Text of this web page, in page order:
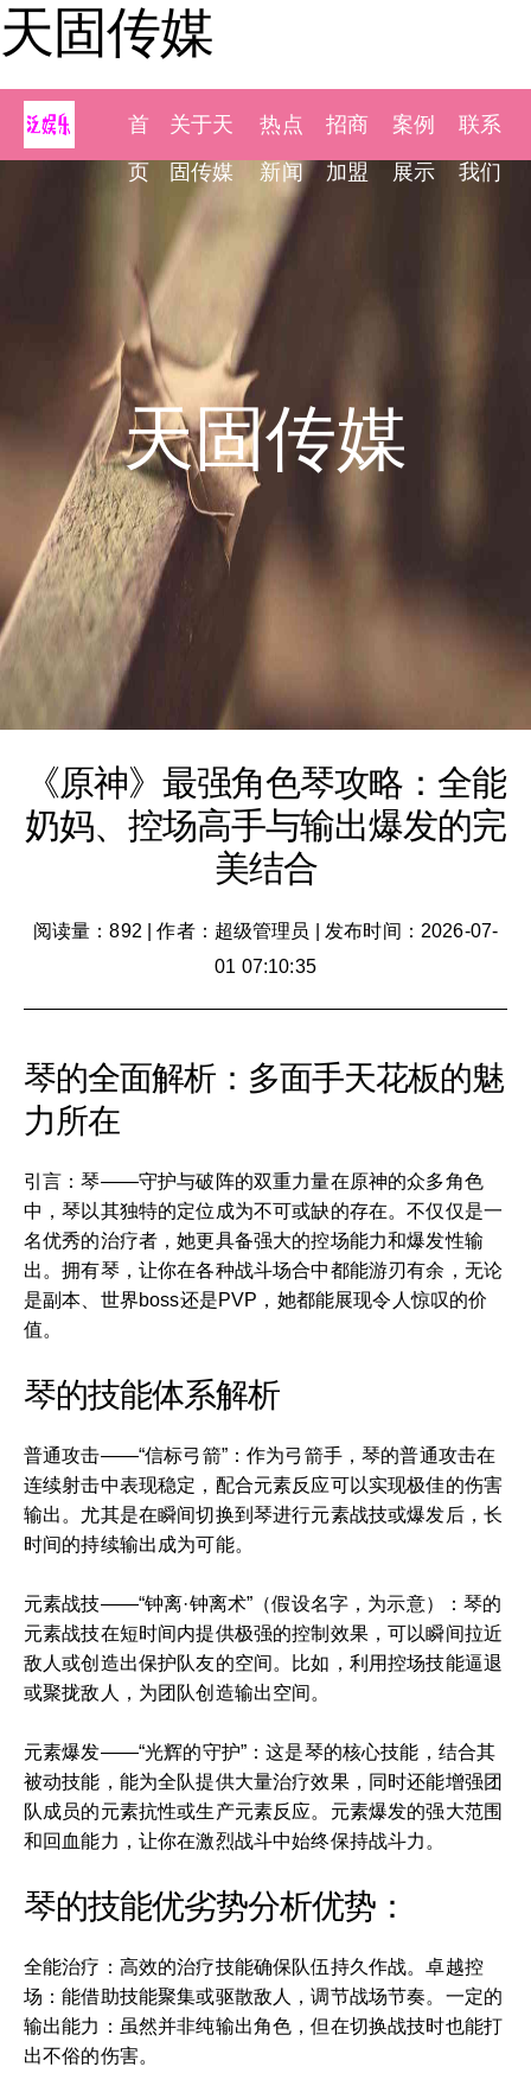
天固传媒
首
页
关于天
固传媒
热点
新闻
招商
加盟
案例
展示
联系
我们
天固传媒
《原神》最强角色琴攻略：全能
奶妈、控场高手与输出爆发的完
美结合
阅读量：892 |作者：超级管理员
发布时间：2026-07-
01 07:10:35
琴的全面解析：多面手天花板的魅
力所在
引言：琴——守护与破阵的双重力量在原神的众多角色
中，琴以其独特的定位成为不可或缺的存在。不仅仅是一
名优秀的治疗者，她更具备强大的控场能力和爆发性输
出。拥有琴，让你在各种战斗场合中都能游刃有余，无论
是副本、世界boss还是PVP，她都能展现令人惊叹的价
值。
琴的技能体系解析
普通攻击——“信标弓箭”：作为弓箭手，琴的普通攻击在
连续射击中表现稳定，配合元素反应可以实现极佳的伤害
输出。尤其是在瞬间切换到琴进行元素战技或爆发后，长
时间的持续输出成为可能。
元素战技——“钟离·钟离术”（假设名字，为示意）：琴的
元素战技在短时间内提供极强的控制效果，可以瞬间拉近
敌人或创造出保护队友的空间。比如，利用控场技能逼退
或聚拢敌人，为团队创造输出空间。
元素爆发——“光辉的守护”：这是琴的核心技能，结合其
被动技能，能为全队提供大量治疗效果，同时还能增强团
队成员的元素抗性或生产元素反应。元素爆发的强大范围
和回血能力，让你在激烈战斗中始终保持战斗力。
琴的技能优劣势分析优势：
全能治疗：高效的治疗技能确保队伍持久作战。卓越控
场：能借助技能聚集或驱散敌人，调节战场节奏。一定的
输出能力：虽然并非纯输出角色，但在切换战技时也能打
出不俗的伤害。